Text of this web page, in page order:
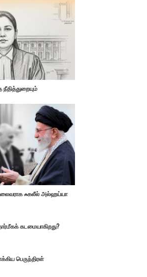
ஃகலீல் அல்ஹய்யா
கடமையாகிறது?
பெருந்திரள்